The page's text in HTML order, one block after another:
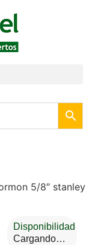
5/8″ stanley
Disponibilidad
Cargando…